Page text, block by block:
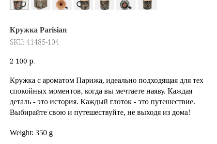
Кружка Parisian
SKU: 41485-104
2 100 р.
Кружка с ароматом Парижа, идеально подходящая для тех
спокойных моментов, когда вы мечтаете наяву. Каждая
деталь - это история. Каждый глоток - это путешествие.
Выбирайте свою и путешествуйте, не выходя из дома!
Weight: 350 g